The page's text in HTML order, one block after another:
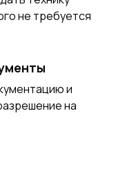
не требуется
и
на